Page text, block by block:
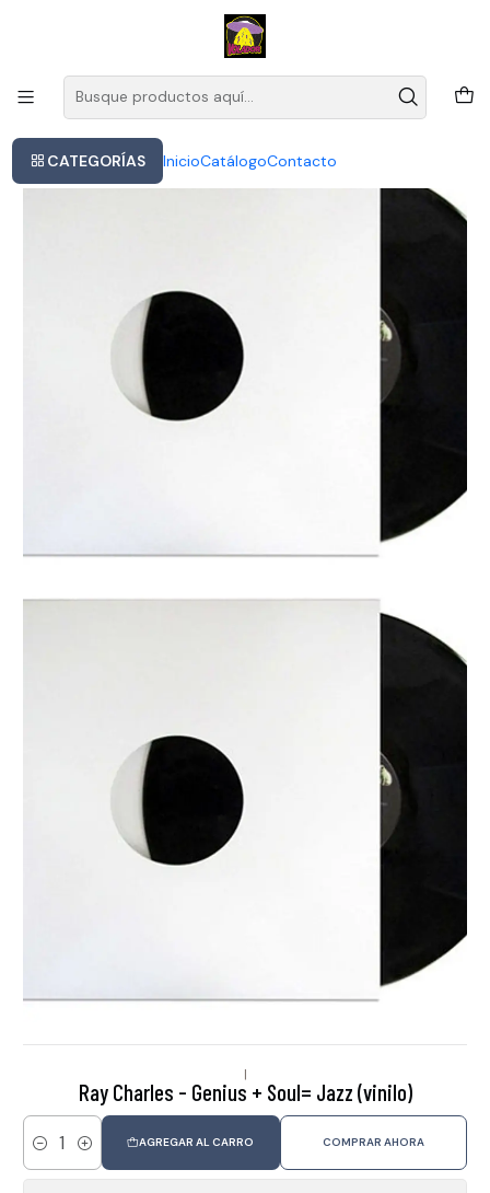
CATEGORÍAS InicioCatálogoContacto
Este es el texto del slide
|
Ray Charles - Genius + Soul= Jazz (vinilo)
Cantidad
AGREGAR AL CARRO COMPRAR AHORA